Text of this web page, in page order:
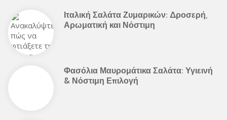
Ιταλική Σαλάτα Ζυμαρικών: Δροσερή,
Αρωματική και Νόστιμη
Φασόλια Μαυρομάτικα Σαλάτα: Υγιεινή
& Νόστιμη Επιλογή